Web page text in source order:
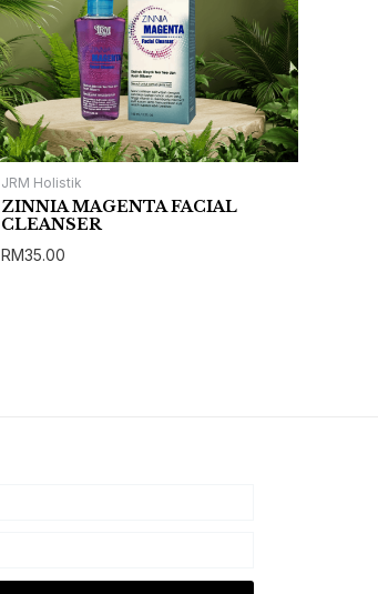
JRM Holistik
ZINNIA MAGENTA FACIAL
CLEANSER
RM35.00